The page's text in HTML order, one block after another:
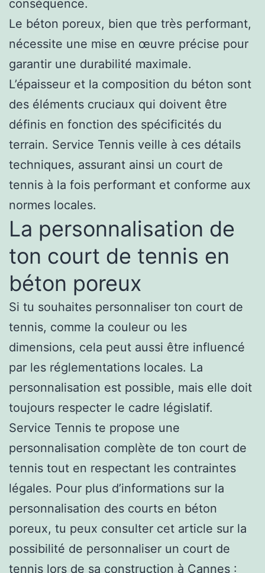
conséquence.
Le béton poreux, bien que très performant,
nécessite une mise en œuvre précise pour
garantir une durabilité maximale.
L’épaisseur et la composition du béton sont
des éléments cruciaux qui doivent être
définis en fonction des spécificités du
terrain. Service Tennis veille à ces détails
techniques, assurant ainsi un court de
tennis à la fois performant et conforme aux
normes locales.
La personnalisation de
ton court de tennis en
béton poreux
Si tu souhaites personnaliser ton court de
tennis, comme la couleur ou les
dimensions, cela peut aussi être influencé
par les réglementations locales. La
personnalisation est possible, mais elle doit
toujours respecter le cadre législatif.
Service Tennis te propose une
personnalisation complète de ton court de
tennis tout en respectant les contraintes
légales. Pour plus d’informations sur la
personnalisation des courts en béton
poreux, tu peux consulter cet article sur la
possibilité de personnaliser un court de
tennis lors de sa construction à Cannes :